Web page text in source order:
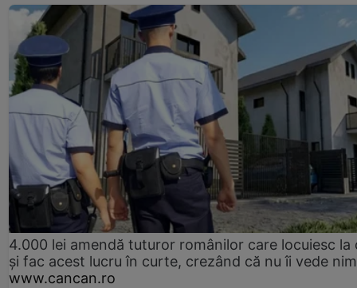
4.000 lei amendă tuturor românilor care locuiesc la
și fac acest lucru în curte, crezând că nu îi vede
www.cancan.ro